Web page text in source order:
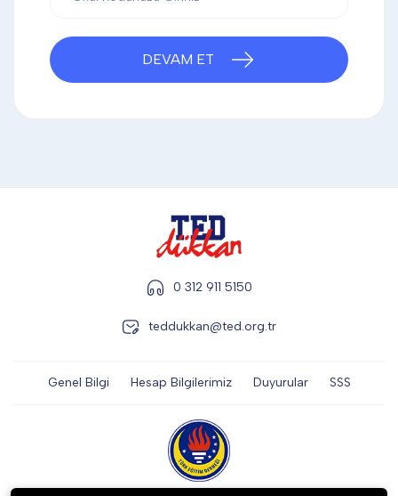
BLOKNOT & DEFTER
TERMOS & FİNCAN
DEVAM ET
0 312 911 5150
teddukkan@ted.org.tr
Genel Bilgi Hesap Bilgilerimiz Duyurular SSS